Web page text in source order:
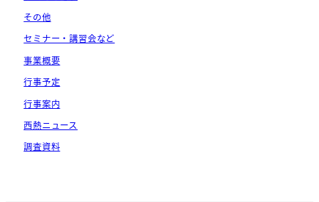
その他
セミナー・講習会など
事業概要
行事予定
行事案内
西熱ニュース
調査資料